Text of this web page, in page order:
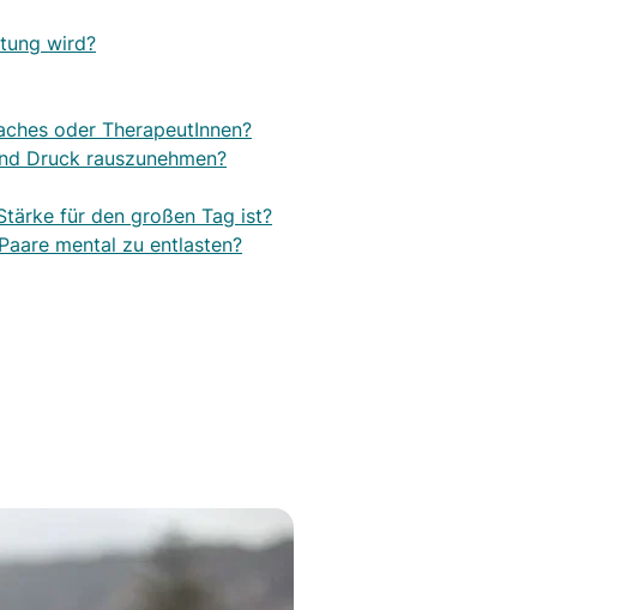
wird?
oder TherapeutInnen?
Druck rauszunehmen?
für den großen Tag ist?
mental zu entlasten?